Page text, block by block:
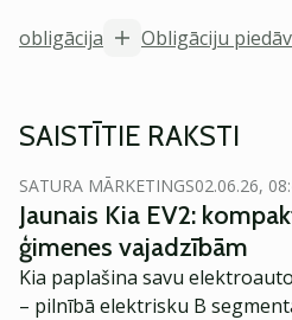
obligācija
Obligāciju
SAISTĪTIE RAKSTI
SATURA MĀRKETINGS02.06.26,
Jaunais Kia EV2:
ģimenes vajadzībām
Kia paplašina savu
– pilnībā elektrisku B